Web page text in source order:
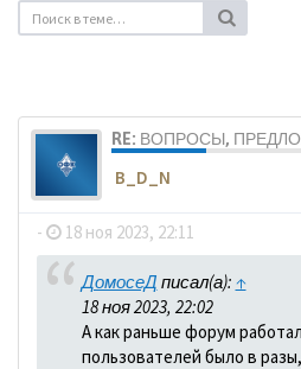
RE: ВОПРОСЫ,
B_D_N
- 18 ноя 2023, 22:11
ДомосеД писал(а): ↑
18 ноя 2023, 22:02
А как раньше форум
пользователей было в